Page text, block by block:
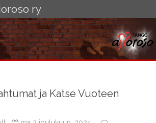
ry
ja Katse Vuoteen